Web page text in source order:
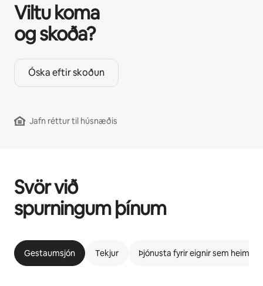
Viltu koma
og skoða?
Óska eftir skoðun
Jafn réttur til húsnæðis
Svör við
spurningum þínum
Gestaumsjón Tekjur Þjónusta fyrir eignir sem heimila